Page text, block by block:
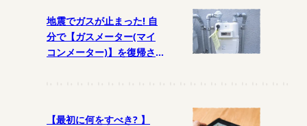
地震でガスが止まった! 自
分で【ガスメーター(マイ
コンメーター)】を復帰さ
【最初に何をすべき? 】